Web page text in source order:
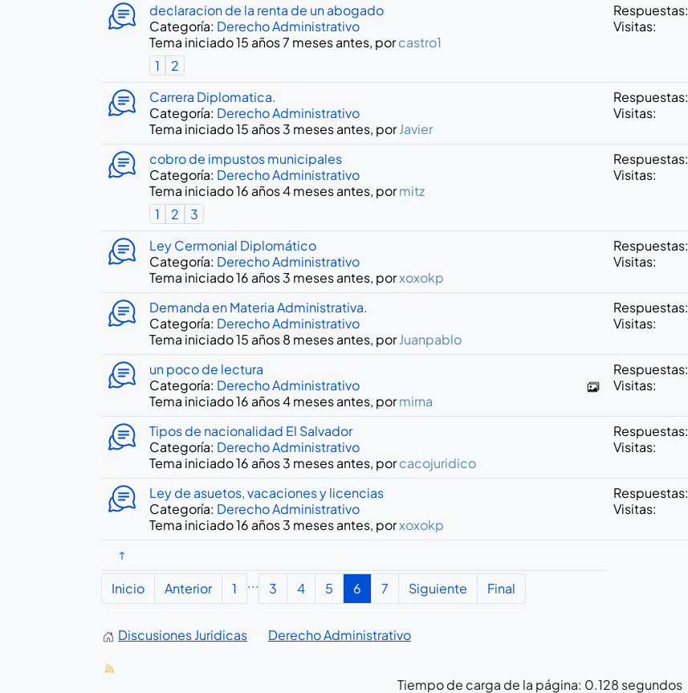
declaracion de la renta de un abogado
Categoría: Derecho Administrativo
Tema iniciado 15 años 7 meses antes, porcastro1
1
2
Respuestas:
Visitas:
Carrera Diplomatica.
Categoría: Derecho Administrativo
Tema iniciado 15 años 3 meses antes, porJavier
Respuestas:
Visitas:
cobro de impustos municipales
Categoría: Derecho Administrativo
Tema iniciado 16 años 4 meses antes, pormitz
1
2 3
Respuestas:
Visitas:
Ley Cermonial Diplomático
Categoría: Derecho Administrativo
Tema iniciado 16 años 3 meses antes, porxoxokp
Respuestas:
Visitas:
Demanda en Materia Administrativa.
Categoría: Derecho Administrativo
Tema iniciado 15 años 8 meses antes, porJuanpablo
Respuestas:
Visitas:
un poco de lectura
Categoría: Derecho Administrativo
Tema iniciado 16 años 4 meses antes, pormirna
Respuestas:
Visitas:
Tipos de nacionalidad El Salvador
Categoría: Derecho Administrativo
Tema iniciado 16 años 3 meses antes, porcacojuridico
Respuestas:
Visitas:
Ley de asuetos, vacaciones y licencias
Categoría: Derecho Administrativo
Tema iniciado 16 años 3 meses antes, porxoxokp
Respuestas:
Visitas:
Inicio Anterior 1 ... 3 4 5 6 7 Siguiente Final
Discusiones Juridicas Derecho Administrativo
Tiempo de carga de la página: 0.128 segundos